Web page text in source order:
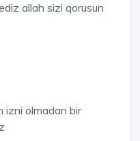
allah sizi qorusun
izni olmadan bir